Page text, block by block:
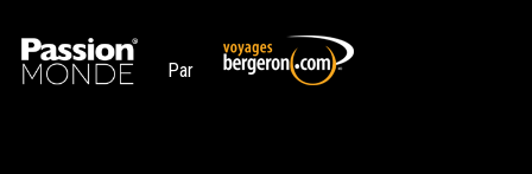
Par